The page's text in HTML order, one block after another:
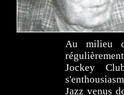
Au milieu
Jockey
Jazz venus